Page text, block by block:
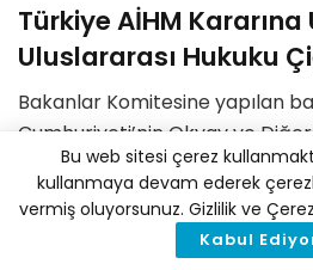
Türkiye AİHM
Uluslararası Hukuku
Bakanlar Komitesine yapılan
Cumhuriyeti’nin Okyay ve
tarafından verilen Muğla’daki
kapatılması kararını “iyi
uygulamadığı
ifade edildi.
çevre mevzuatına uyumu
Bu web sitesi çerez
kullanmaya devam ederek
vermiş oluyorsunuz. Gizlilik ve
Kabul